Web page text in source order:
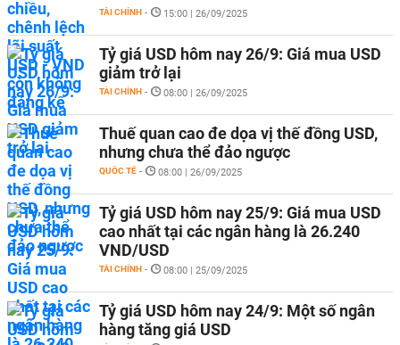
TÀI CHÍNH - 15:00 | 26/09/2025
Tỷ giá USD hôm nay 26/9: Giá mua USD
giảm trở lại
TÀI CHÍNH - 08:00 | 26/09/2025
Thuế quan cao đe dọa vị thế đồng USD,
nhưng chưa thể đảo ngược
QUỐC TẾ - 08:00 | 26/09/2025
Tỷ giá USD hôm nay 25/9: Giá mua USD
cao nhất tại các ngân hàng là 26.240
VND/USD
TÀI CHÍNH - 08:00 | 25/09/2025
Tỷ giá USD hôm nay 24/9: Một số ngân
hàng tăng giá USD